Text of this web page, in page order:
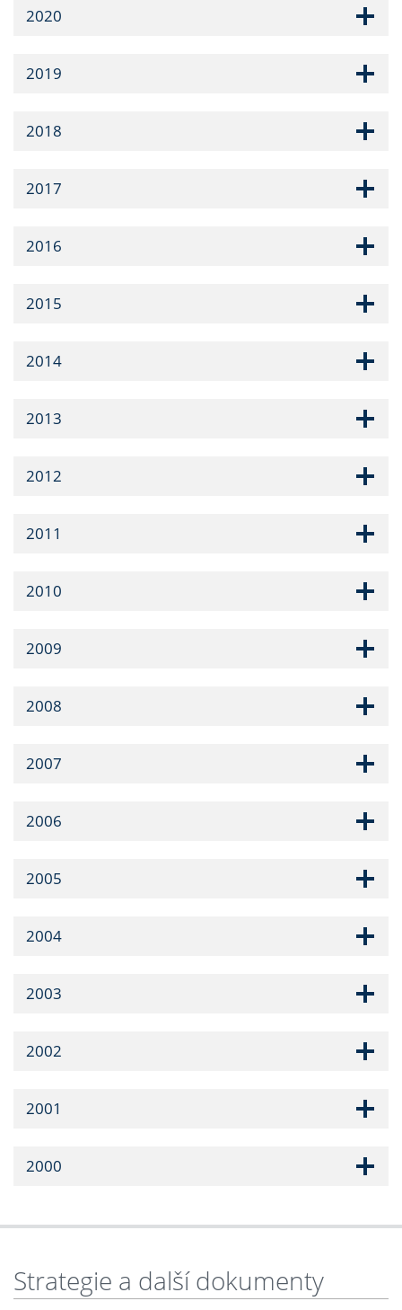
2020
2019
2018
2017
2016
2015
2014
2013
2012
2011
2010
2009
2008
2007
2006
2005
2004
2003
2002
2001
2000
Strategie a další dokumenty